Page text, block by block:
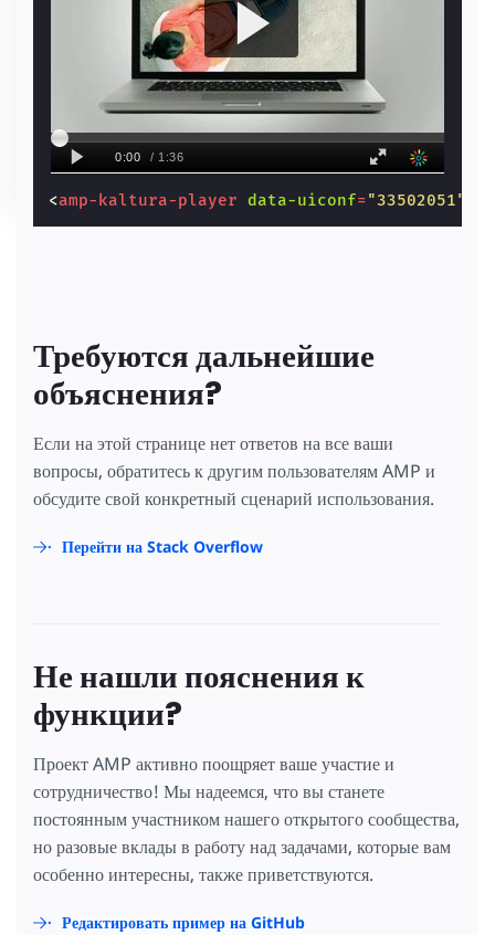
<amp-kaltura-player data-uiconf="33502051"
Требуются дальнейшие
объяснения?
Если на этой странице нет ответов на все ваши
вопросы, обратитесь к другим пользователям AMP и
обсудите свой конкретный сценарий использования.
Перейти на Stack Overflow
Не нашли пояснения к
функции?
Проект AMP активно поощряет ваше участие и
сотрудничество! Мы надеемся, что вы станете
постоянным участником нашего открытого сообщества,
но разовые вклады в работу над задачами, которые вам
особенно интересны, также приветствуются.
Редактировать пример на GitHub